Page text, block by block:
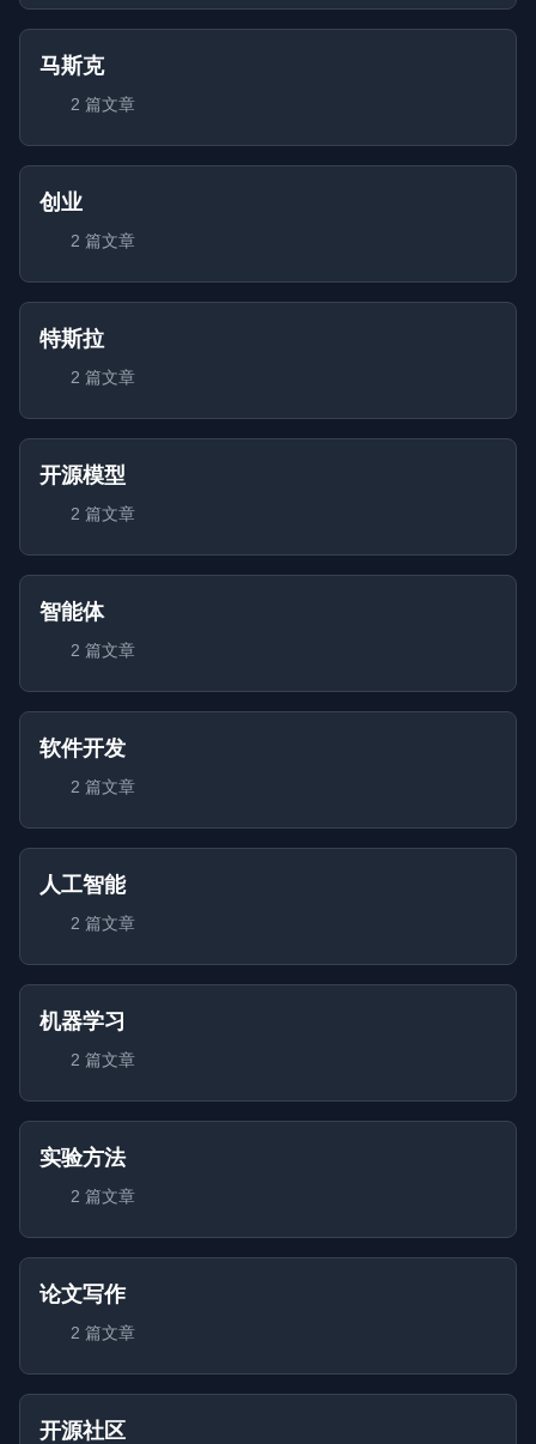
马斯克
2 篇文章
创业
2 篇文章
特斯拉
2 篇文章
开源模型
2 篇文章
智能体
2 篇文章
软件开发
2 篇文章
人工智能
2 篇文章
机器学习
2 篇文章
实验方法
2 篇文章
论文写作
2 篇文章
开源社区